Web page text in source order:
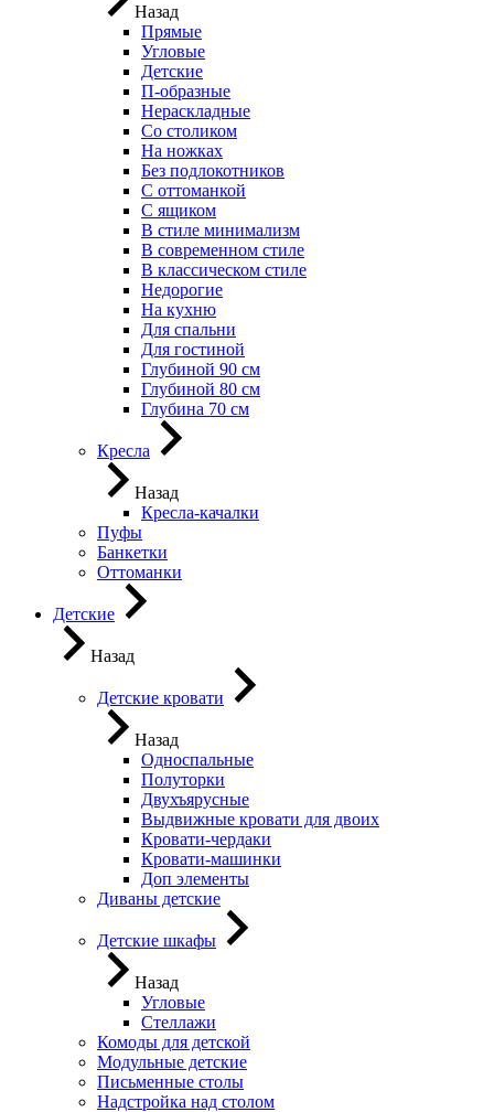
Назад
Прямые
Угловые
Детские
П-образные
Нераскладные
Со столиком
На ножках
Без подлокотников
С оттоманкой
С ящиком
В стиле минимализм
В современном стиле
В классическом стиле
Недорогие
На кухню
Для спальни
Для гостиной
Глубиной 90 см
Глубиной 80 см
Глубина 70 см
Кресла
Назад
Кресла-качалки
Пуфы
Банкетки
Оттоманки
Детские
Назад
Детские кровати
Назад
Односпальные
Полуторки
Двухъярусные
Выдвижные кровати для двоих
Кровати-чердаки
Кровати-машинки
Доп элементы
Диваны детские
Детские шкафы
Назад
Угловые
Стеллажи
Комоды для детской
Модульные детские
Письменные столы
Надстройка над столом